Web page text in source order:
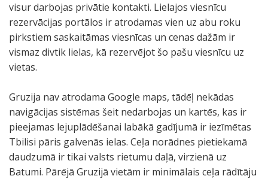
visur darbojas privātie kontakti. Lielajos viesnīcu
rezervācijas portālos ir atrodamas vien uz abu roku
pirkstiem saskaitāmas viesnīcas un cenas dažām ir
vismaz divtik lielas, kā rezervējot šo pašu viesnīcu uz
vietas.
Gruzija nav atrodama Google maps, tādēļ nekādas
navigācijas sistēmas šeit nedarbojas un kartēs, kas ir
pieejamas lejuplādēšanai labākā gadījumā ir iezīmētas
Tbilisi pāris galvenās ielas. Ceļa norādnes pietiekamā
daudzumā ir tikai valsts rietumu daļā, virzienā uz
Batumi. Pārējā Gruzijā vietām ir minimālais ceļa rādītāju